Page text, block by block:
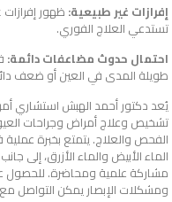
إفرازات غير طبيعية: ظهور
تستدعي العلاج الفوري.
احتمال حدوث مضاعفات دائمة:
طويلة المدى في العين أو ضعف
يُعد دكتور أحمد الهبش استشاري
تشخيص وعلاج أمراض وجراحات
مشاركة علمية ومحاضرة. للحصول
ومشكلات الإبصار يمكن التواصل